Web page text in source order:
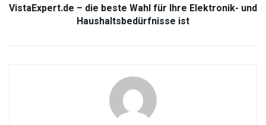
VistaExpert.de – die beste Wahl für Ihre Elektronik- und
Haushaltsbedürfnisse ist